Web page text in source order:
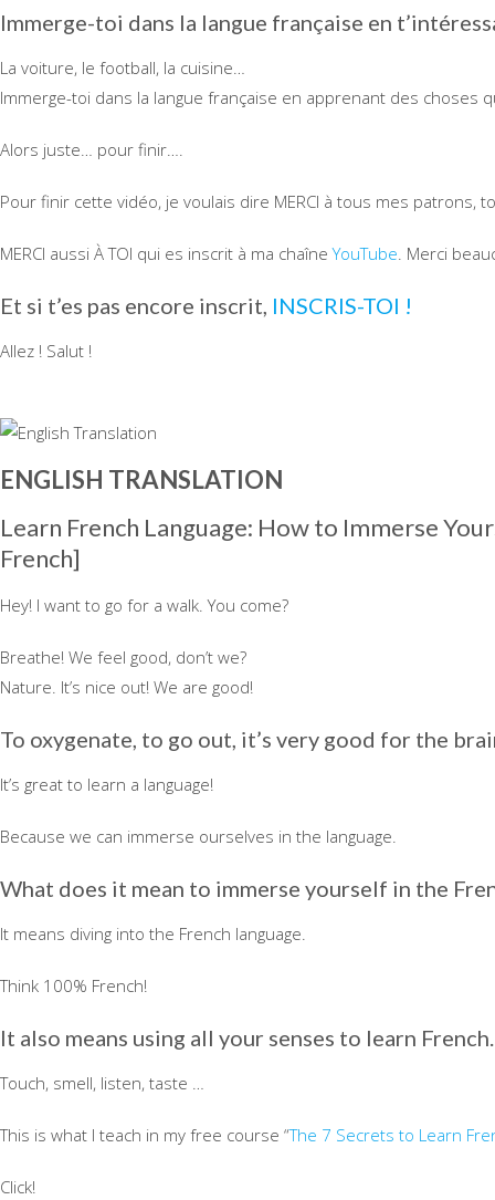
Immerge-toi dans la langue française en
La voiture, le football, la cuisine…
Immerge-toi dans la langue française en apprenant des choses
Alors juste… pour finir….
Pour finir cette vidéo, je voulais dire MERCI à tous mes
MERCI aussi À TOI qui es inscrit à ma chaîneYouTube. Merci
Et si t’es pas encore inscrit, INSCRIS-TOI !
Allez ! Salut !
ENGLISH TRANSLATION
Learn French Language: How to Immerse
French]
Hey! I want to go for a walk. You come?
Breathe! We feel good, don’t we?
Nature. It’s nice out! We are good!
To oxygenate, to go out, it’s very good for the
It’s great to learn a language!
Because we can immerse ourselves in the language.
What does it mean to immerse yourself in the
It means diving into the French language.
Think 100% French!
It also means using all your senses to learn French.
Touch, smell, listen, taste …
This is what I teach in my free course “The 7 Secrets to Learn
Click!